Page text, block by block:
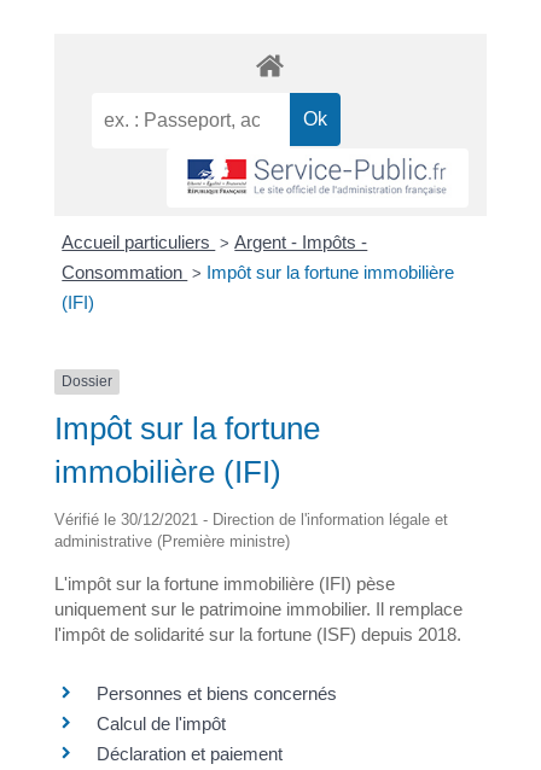
Accueil particuliers > Argent - Impôts -
Consommation > Impôt sur la fortune immobilière
(IFI)
Dossier
Impôt sur la fortune
immobilière (IFI)
Vérifié le 30/12/2021 - Direction de l'information légale et
administrative (Première ministre)
L'impôt sur la fortune immobilière (IFI) pèse
uniquement sur le patrimoine immobilier. Il remplace
l'impôt de solidarité sur la fortune (ISF) depuis 2018.
Personnes et biens concernés
Calcul de l'impôt
Déclaration et paiement